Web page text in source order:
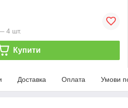
4 шт.
Купити
Доставка Оплата Умови